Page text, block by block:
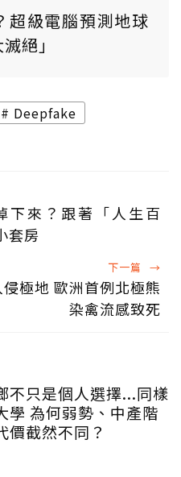
超級電腦預測地球
絕」
Deepfake
下來？跟著「人生百
套房
下一篇 →
極地 歐洲首例北極熊
染禽流感致死
不只是個人選擇...同樣
學 為何弱勢、中產階
價截然不同？